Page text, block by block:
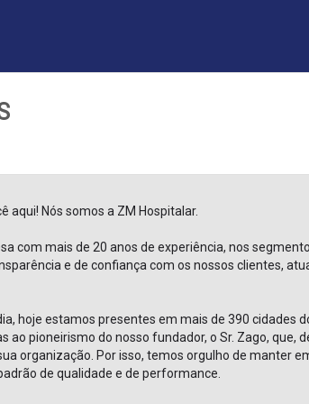
aqui! Nós somos a ZM Hospitalar.
com mais de 20 anos de experiência, nos
e de confiança com os nossos clientes,
hoje estamos presentes em mais de 390 cidades
ao pioneirismo do nosso fundador, o Sr. Zago,
organização. Por isso, temos orgulho de manter
de qualidade e de performance.